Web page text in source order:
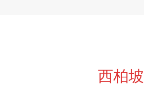
西柏